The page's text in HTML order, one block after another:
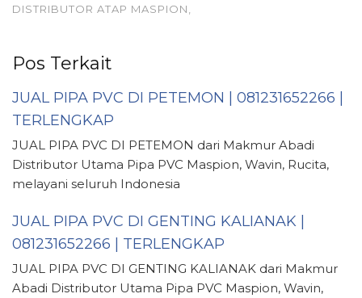
DISTRIBUTOR ATAP MASPION,
Pos Terkait
JUAL PIPA PVC DI PETEMON | 081231652266 |
TERLENGKAP
JUAL PIPA PVC DI PETEMON dari Makmur Abadi
Distributor Utama Pipa PVC Maspion, Wavin, Rucita,
melayani seluruh Indonesia
JUAL PIPA PVC DI GENTING KALIANAK |
081231652266 | TERLENGKAP
JUAL PIPA PVC DI GENTING KALIANAK dari Makmur
Abadi Distributor Utama Pipa PVC Maspion, Wavin,